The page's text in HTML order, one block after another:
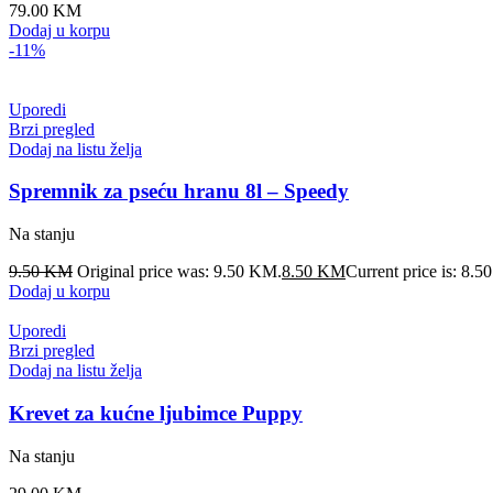
79.00 KM
Dodaj u korpu
-11%
Uporedi
Brzi pregled
Dodaj na listu želja
Spremnik za pseću hranu 8l – Speedy
Na stanju
9.50KM Original price was: 9.50 KM.8.50 KMCurrent price is:
Dodaj u korpu
Uporedi
Brzi pregled
Dodaj na listu želja
Krevet za kućne ljubimce Puppy
Na stanju